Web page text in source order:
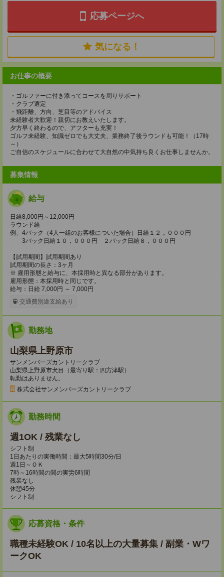
応募ページへ
気になる！
お仕事の概要
・ゴルファーに付き添ってコースを周りサポート
・クラブ選定
・飛距離、方向、芝目等のアドバイス
未経験者大歓迎！親切にお教えいたします。
夕方早く終わるので、アフターも充実！
ゴルフ未経験、知識ゼロでも大丈夫、業務終了後ラウンドも可能！（17時
～）
ご自信のスケジュールに合わせて大自然の中気持ち良くお仕事しませんか。
募集情報
給与
日給8,000円～12,000円
ラウンド給
例、4バック（4人一組のお客様についた場合）日給１２，０００円
3バック日給１０，０００円 ２バック日給８，０００円
【試用期間】試用期間あり
試用期間の長さ：3ヶ月
※ 雇用形態と給与に、本採用時と異なる部分があります。
雇用形態：本採用時と同じです。
給与：日給 7,000円 ～ 7,000円
交通費別途支給あり
勤務地
山梨県上野原市
サンメンバーズカントリークラブ
山梨県上野原市犬目（最寄り駅：四方津駅）
転勤はありません。
株式会社サンメンバーズカントリークラブ
勤務時間
週1OK / 残業なし
シフト制
1日あたりの実働時間：最大5時間30分/日
週1日～ＯＫ
7時～16時間の間の実労6時間
残業なし
休憩45分
シフト制
応募資格・条件
職種未経験OK / 10名以上の大量募集 / 副業・Wワ
ークOK